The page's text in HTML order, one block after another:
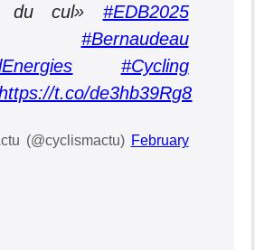
du cul» #EDB2025
#Bernaudeau
#Cycling
t.co/de3hb39Rg8
(@cyclismactu) February